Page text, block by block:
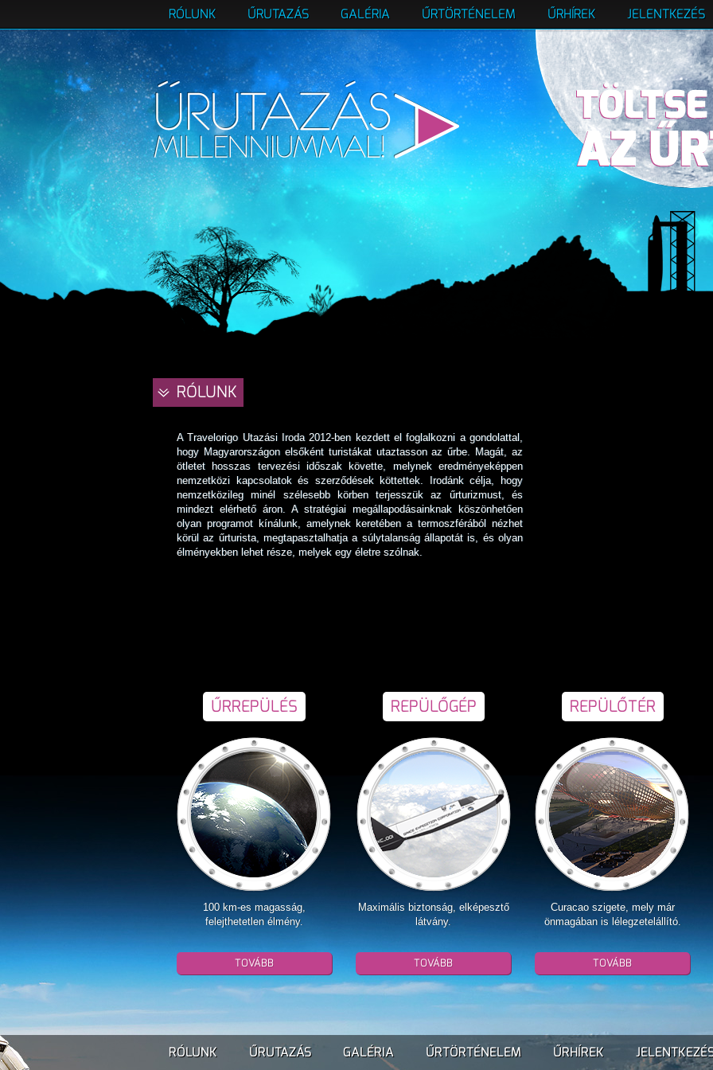
RÓLUNK ŰRUTAZÁS GALÉRIA ŰRTÖRTÉNELEM ŰRHÍREK JELENTKEZÉS
RÓLUNK
A Travelorigo Utazási Iroda 2012-ben kezdett el foglalkozni a gondolattal,
hogy Magyarországon elsőként turistákat utaztasson az űrbe. Magát, az
ötletet hosszas tervezési időszak követte, melynek eredményeképpen
nemzetközi kapcsolatok és szerződések köttettek. Irodánk célja, hogy
nemzetközileg minél szélesebb körben terjesszük az űrturizmust, és
mindezt elérhető áron. A stratégiai megállapodásainknak köszönhetően
olyan programot kínálunk, amelynek keretében a termoszférából nézhet
körül az űrturista, megtapasztalhatja a súlytalanság állapotát is, és olyan
élményekben lehet része, melyek egy életre szólnak.
ŰRREPÜLÉS
100 km-es magasság,
felejthetetlen élmény.
TOVÁBB
REPÜLŐGÉP
Maximális biztonság, elképesztő
látvány.
TOVÁBB
REPÜLŐTÉR
Curacao szigete, mely már
önmagában is lélegzetelállító.
TOVÁBB
RÓLUNK ŰRUTAZÁS GALÉRIA ŰRTÖRTÉNELEM ŰRHÍREK